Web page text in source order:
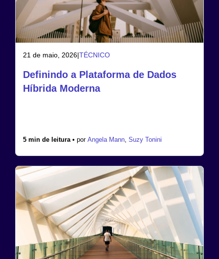
21 de maio, 2026|TÉCNICO
Definindo a Plataforma de Dados
Híbrida Moderna
5 min de leitura • por Angela Mann Suzy Tonini